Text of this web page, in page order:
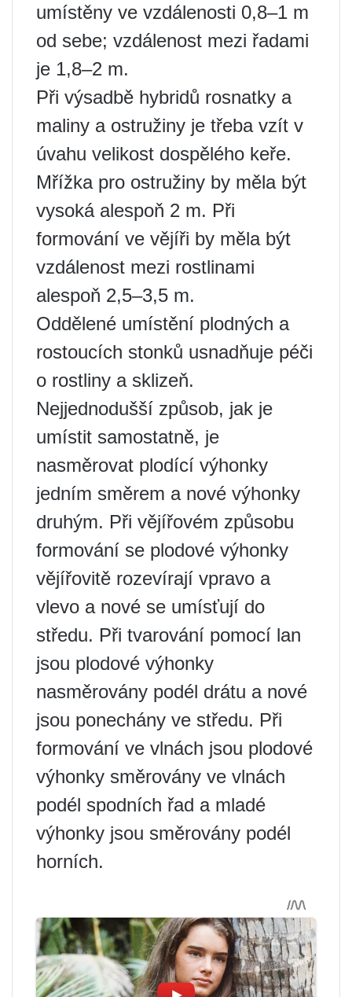
umístěny ve vzdálenosti 0,8–1 m
od sebe; vzdálenost mezi řadami
je 1,8–2 m.
Při výsadbě hybridů rosnatky a
maliny a ostružiny je třeba vzít v
úvahu velikost dospělého keře.
Mřížka pro ostružiny by měla být
vysoká alespoň 2 m. Při
formování ve vějíři by měla být
vzdálenost mezi rostlinami
alespoň 2,5–3,5 m.
Oddělené umístění plodných a
rostoucích stonků usnadňuje péči
o rostliny a sklizeň.
Nejjednodušší způsob, jak je
umístit samostatně, je
nasměrovat plodící výhonky
jedním směrem a nové výhonky
druhým. Při vějířovém způsobu
formování se plodové výhonky
vějířovitě rozevírají vpravo a
vlevo a nové se umísťují do
středu. Při tvarování pomocí lan
jsou plodové výhonky
nasměrovány podél drátu a nové
jsou ponechány ve středu. Při
formování ve vlnách jsou plodové
výhonky směrovány ve vlnách
podél spodních řad a mladé
výhonky jsou směrovány podél
horních.